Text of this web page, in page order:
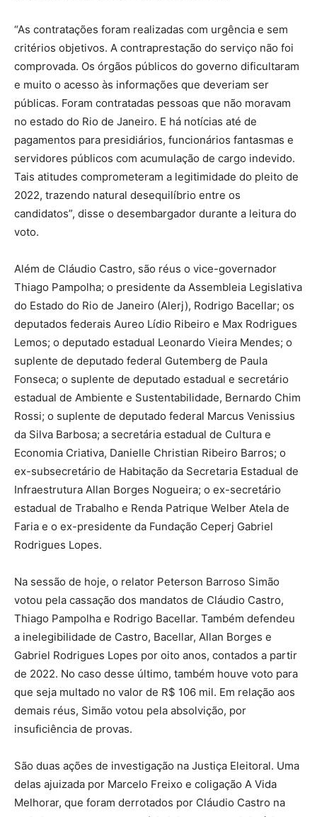
“As contratações foram realizadas com urgência e sem
critérios objetivos. A contraprestação do serviço não foi
comprovada. Os órgãos públicos do governo dificultaram
e muito o acesso às informações que deveriam ser
públicas. Foram contratadas pessoas que não moravam
no estado do Rio de Janeiro. E há notícias até de
pagamentos para presidiários, funcionários fantasmas e
servidores públicos com acumulação de cargo indevido.
Tais atitudes comprometeram a legitimidade do pleito de
2022, trazendo natural desequilíbrio entre os
candidatos”, disse o desembargador durante a leitura do
voto.
Além de Cláudio Castro, são réus o vice-governador
Thiago Pampolha; o presidente da Assembleia Legislativa
do Estado do Rio de Janeiro (Alerj), Rodrigo Bacellar; os
deputados federais Aureo Lídio Ribeiro e Max Rodrigues
Lemos; o deputado estadual Leonardo Vieira Mendes; o
suplente de deputado federal Gutemberg de Paula
Fonseca; o suplente de deputado estadual e secretário
estadual de Ambiente e Sustentabilidade, Bernardo Chim
Rossi; o suplente de deputado federal Marcus Venissius
da Silva Barbosa; a secretária estadual de Cultura e
Economia Criativa, Danielle Christian Ribeiro Barros; o
ex-subsecretário de Habitação da Secretaria Estadual de
Infraestrutura Allan Borges Nogueira; o ex-secretário
estadual de Trabalho e Renda Patrique Welber Atela de
Faria e o ex-presidente da Fundação Ceperj Gabriel
Rodrigues Lopes.
Na sessão de hoje, o relator Peterson Barroso Simão
votou pela cassação dos mandatos de Cláudio Castro,
Thiago Pampolha e Rodrigo Bacellar. Também defendeu
a inelegibilidade de Castro, Bacellar, Allan Borges e
Gabriel Rodrigues Lopes por oito anos, contados a partir
de 2022. No caso desse último, também houve voto para
que seja multado no valor de R$ 106 mil. Em relação aos
demais réus, Simão votou pela absolvição, por
insuficiência de provas.
São duas ações de investigação na Justiça Eleitoral. Uma
delas ajuizada por Marcelo Freixo e coligação A Vida
Melhorar, que foram derrotados por Cláudio Castro na